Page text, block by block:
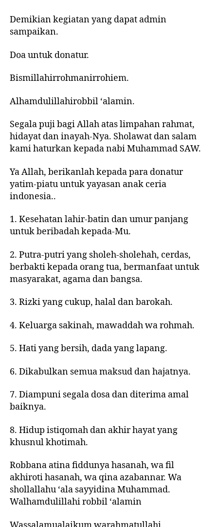
Demikian kegiatan yang dapat admin
sampaikan.
Doa untuk donatur.
Bismillahirrohmanirrohiem.
Alhamdulillahirobbil ‘alamin.
Segala puji bagi Allah atas limpahan rahmat,
hidayat dan inayah-Nya. Sholawat dan salam
kami haturkan kepada nabi Muhammad SAW.
Ya Allah, berikanlah kepada para donatur
yatim-piatu untuk yayasan anak ceria
indonesia..
1. Kesehatan lahir-batin dan umur panjang
untuk beribadah kepada-Mu.
2. Putra-putri yang sholeh-sholehah, cerdas,
berbakti kepada orang tua, bermanfaat untuk
masyarakat, agama dan bangsa.
3. Rizki yang cukup, halal dan barokah.
4. Keluarga sakinah, mawaddah wa rohmah.
5. Hati yang bersih, dada yang lapang.
6. Dikabulkan semua maksud dan hajatnya.
7. Diampuni segala dosa dan diterima amal
baiknya.
8. Hidup istiqomah dan akhir hayat yang
khusnul khotimah.
Robbana atina fiddunya hasanah, wa fil
akhiroti hasanah, wa qina azabannar. Wa
shollallahu ‘ala sayyidina Muhammad.
Walhamdulillahi robbil ‘alamin